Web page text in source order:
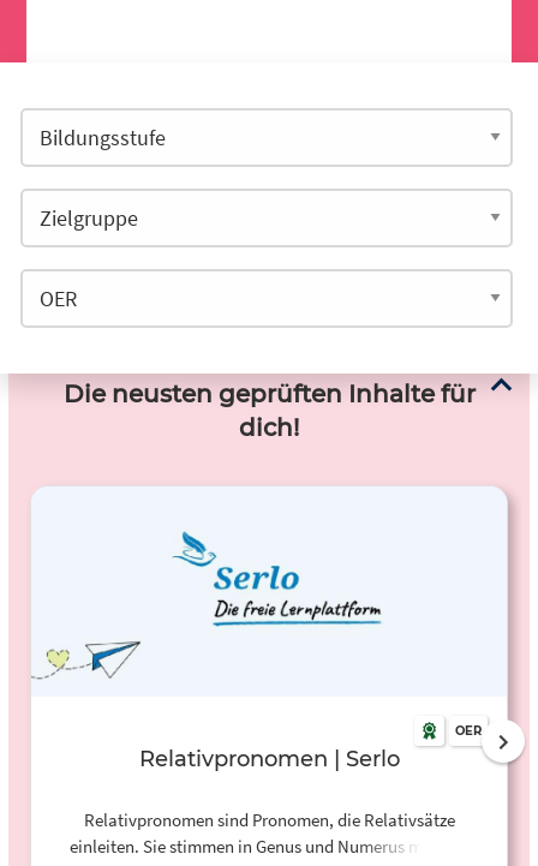
Die neusten geprüften Inhalte für
dich!
OER
Relativpronomen | Serlo
Relativpronomen sind Pronomen, die Relativsätze
einleiten. Sie stimmen in Genus und Numerus mit dem